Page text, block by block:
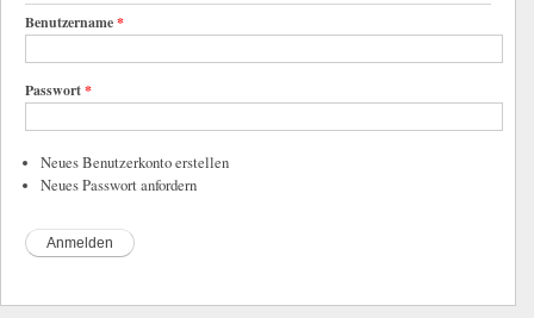
Benutzername*
Passwort*
Neues Benutzerkonto erstellen
Neues Passwort anfordern